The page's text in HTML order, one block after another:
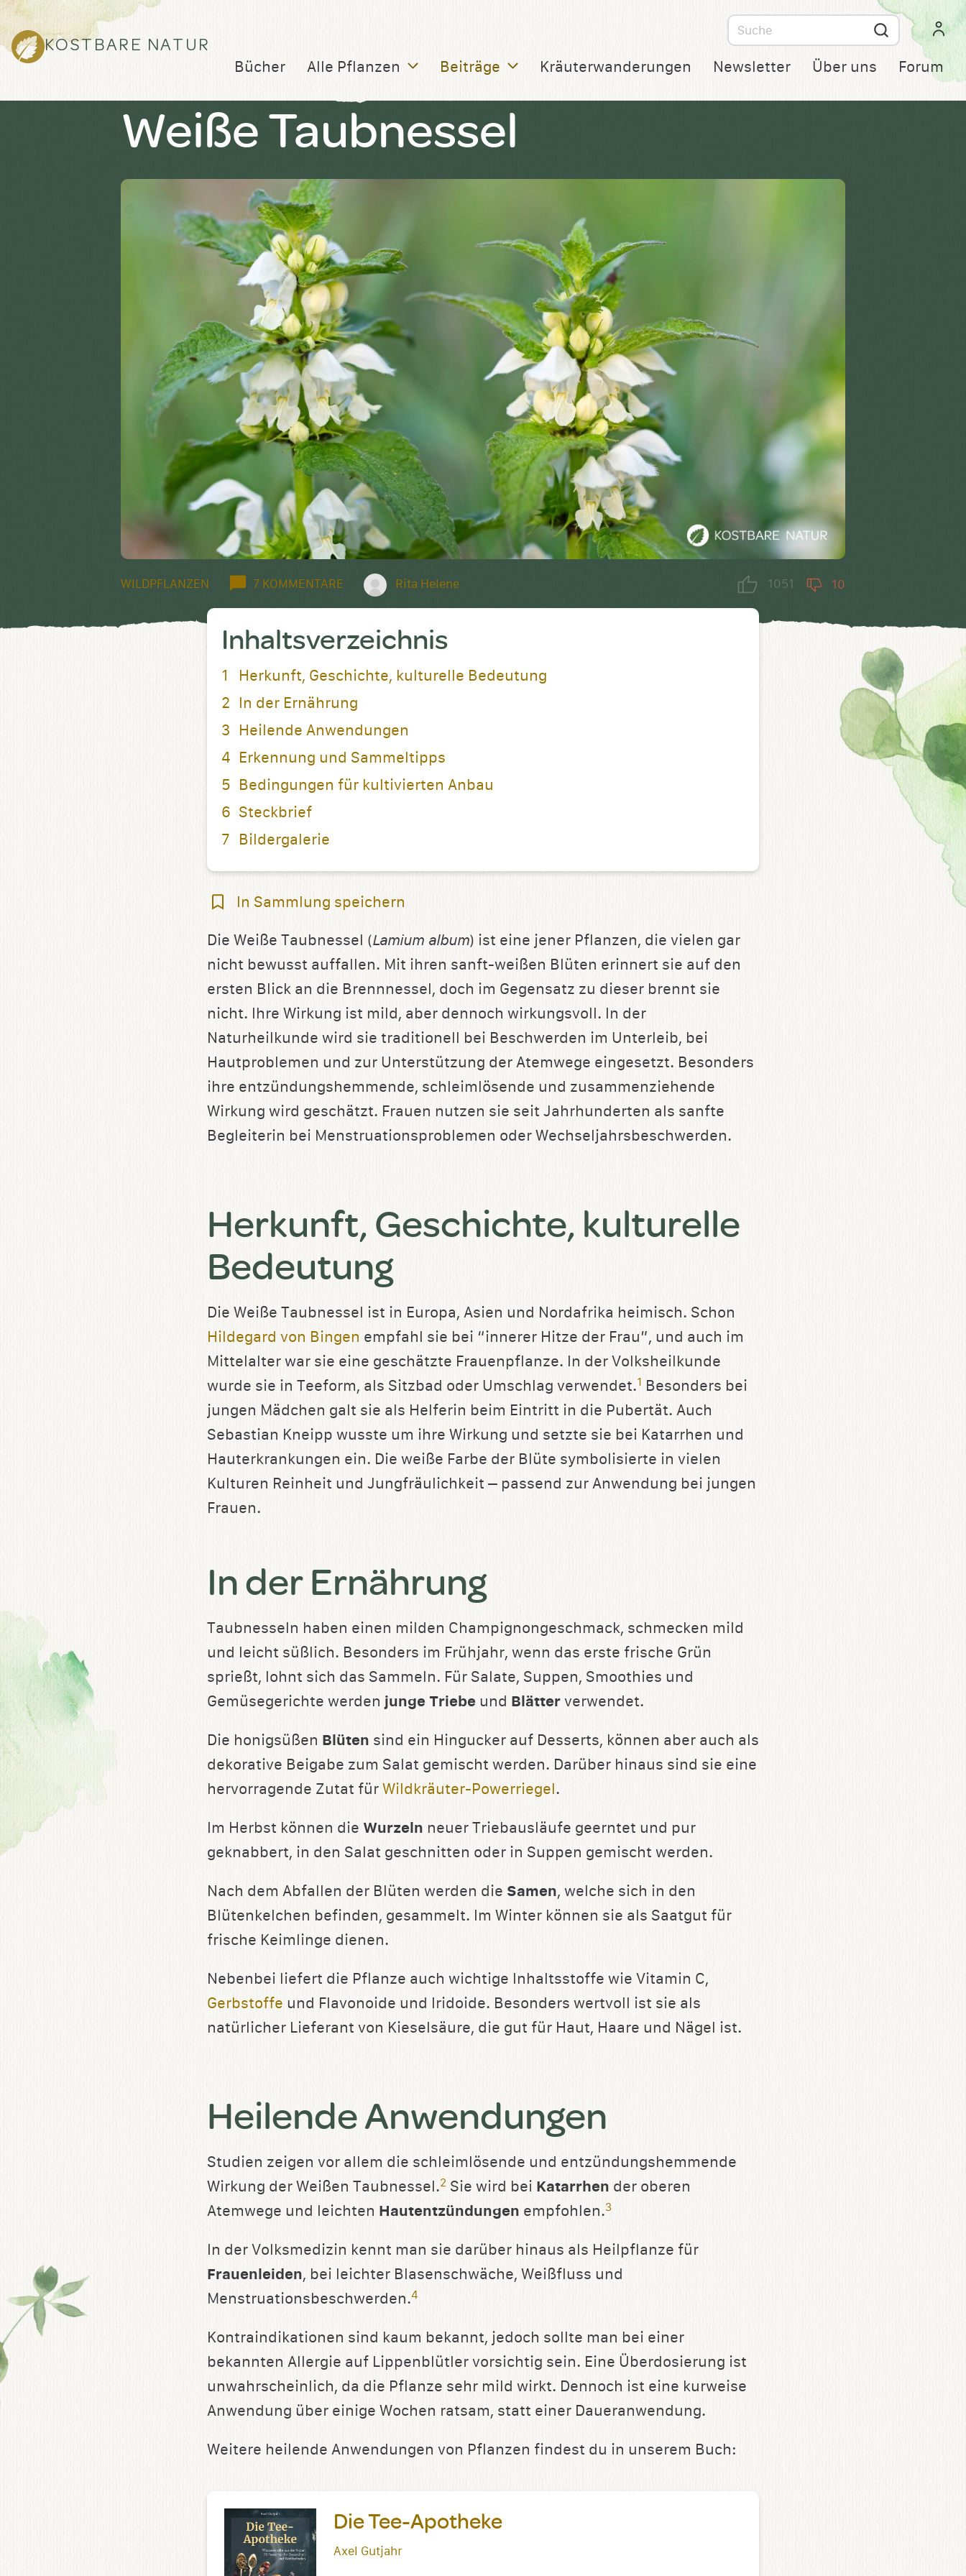
KOSTBARE NATUR
Suche
nach
Bücher Alle Pflanzen Beiträge Kräuterwanderungen Newsletter Über uns Forum
Weiße Taubnessel
WILDPFLANZEN 7 KOMMENTARE Rita Helene 1051 10
Inhaltsverzeichnis
Herkunft, Geschichte, kulturelle Bedeutung
In der Ernährung
Heilende Anwendungen
Erkennung und Sammeltipps
Bedingungen für kultivierten Anbau
Steckbrief
Bildergalerie
In
speichern
In Sammlung speichern
Die Weiße Taubnessel (Lamium album) ist eine jener Pflanzen, die vielen gar
nicht bewusst auffallen. Mit ihren sanft-weißen Blüten erinnert sie auf den
ersten Blick an die Brennnessel, doch im Gegensatz zu dieser brennt sie
nicht. Ihre Wirkung ist mild, aber dennoch wirkungsvoll. In der
Naturheilkunde wird sie traditionell bei Beschwerden im Unterleib, bei
Hautproblemen und zur Unterstützung der Atemwege eingesetzt. Besonders
ihre entzündungshemmende, schleimlösende und zusammenziehende
Wirkung wird geschätzt. Frauen nutzen sie seit Jahrhunderten als sanfte
Begleiterin bei Menstruationsproblemen oder Wechseljahrsbeschwerden.
Herkunft, Geschichte, kulturelle
Bedeutung
Die Weiße Taubnessel ist in Europa, Asien und Nordafrika heimisch. Schon
Hildegard von Bingen empfahl sie bei “innerer Hitze der Frau”, und auch im
Mittelalter war sie eine geschätzte Frauenpflanze. In der Volksheilkunde
wurde sie in Teeform, als Sitzbad oder Umschlag verwendet.1 Besonders bei
jungen Mädchen galt sie als Helferin beim Eintritt in die Pubertät. Auch
Sebastian Kneipp wusste um ihre Wirkung und setzte sie bei Katarrhen und
Hauterkrankungen ein. Die weiße Farbe der Blüte symbolisierte in vielen
Kulturen Reinheit und Jungfräulichkeit – passend zur Anwendung bei jungen
Frauen.
In der Ernährung
Taubnesseln haben einen milden Champignongeschmack, schmecken mild
und leicht süßlich. Besonders im Frühjahr, wenn das erste frische Grün
sprießt, lohnt sich das Sammeln. Für Salate, Suppen, Smoothies und
Gemüsegerichte werden junge Triebe und Blätter verwendet.
Die honigsüßen Blüten sind ein Hingucker auf Desserts, können aber auch als
dekorative Beigabe zum Salat gemischt werden. Darüber hinaus sind sie eine
hervorragende Zutat für Wildkräuter-Powerriegel.
Im Herbst können die Wurzeln neuer Triebausläufe geerntet und pur
geknabbert, in den Salat geschnitten oder in Suppen gemischt werden.
Nach dem Abfallen der Blüten werden die Samen, welche sich in den
Blütenkelchen befinden, gesammelt. Im Winter können sie als Saatgut für
frische Keimlinge dienen.
Nebenbei liefert die Pflanze auch wichtige Inhaltsstoffe wie Vitamin C,
Gerbstoffe und Flavonoide und Iridoide. Besonders wertvoll ist sie als
natürlicher Lieferant von Kieselsäure, die gut für Haut, Haare und Nägel ist.
Heilende Anwendungen
Studien zeigen vor allem die schleimlösende und entzündungshemmende
Wirkung der Weißen Taubnessel.2 Sie wird bei Katarrhen der oberen
Atemwege und leichten Hautentzündungen empfohlen.3
In der Volksmedizin kennt man sie darüber hinaus als Heilpflanze für
Frauenleiden, bei leichter Blasenschwäche, Weißfluss und
Menstruationsbeschwerden.4
Kontraindikationen sind kaum bekannt, jedoch sollte man bei einer
bekannten Allergie auf Lippenblütler vorsichtig sein. Eine Überdosierung ist
unwahrscheinlich, da die Pflanze sehr mild wirkt. Dennoch ist eine kurweise
Anwendung über einige Wochen ratsam, statt einer Daueranwendung.
Weitere heilende Anwendungen von Pflanzen findest du in unserem Buch:
Die Tee-Apotheke
Axel Gutjahr